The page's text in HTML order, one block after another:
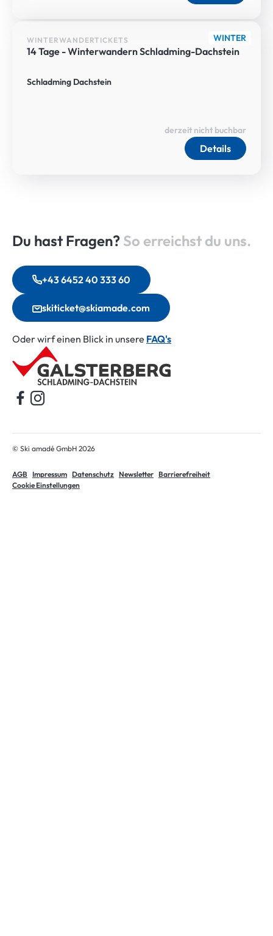
WINTER
WINTERWANDERTICKETS
14 Tage - Winterwandern Schladming-Dachstein
Schladming Dachstein
Details
derzeit nicht buchbar
Du hast Fragen? So erreichst du uns.
+43 6452 40 333 60
skiticket@skiamade.com
Oder wirf einen Blick in unsere FAQ's
© Ski amadé GmbH 2026
AGB Impressum Datenschutz Newsletter Barrierefreiheit
Cookie Einstellungen